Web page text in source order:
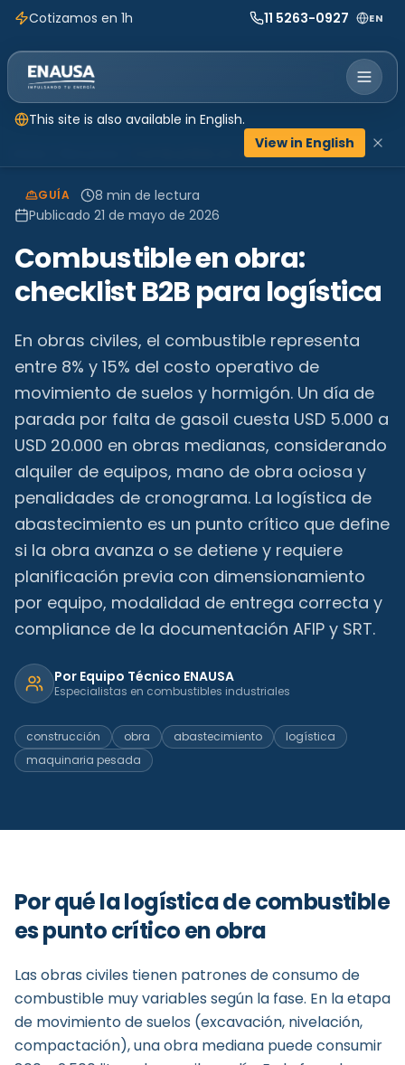
This site is also available in English.
View in English
Cotizamos en 1h 11 5263-0927 EN
Combustible en obra: checklist B2B para logística
GUÍA 8 min de lectura
Publicado 21 de mayo de 2026
Combustible en obra:
checklist B2B para logística
En obras civiles, el combustible representa
entre 8% y 15% del costo operativo de
movimiento de suelos y hormigón. Un día de
parada por falta de gasoil cuesta USD 5.000 a
USD 20.000 en obras medianas, considerando
alquiler de equipos, mano de obra ociosa y
penalidades de cronograma. La logística de
abastecimiento es un punto crítico que define
si la obra avanza o se detiene y requiere
planificación previa con dimensionamiento
por equipo, modalidad de entrega correcta y
compliance de la documentación AFIP y SRT.
Por Equipo Técnico ENAUSA
Especialistas en combustibles industriales
construcción obra abastecimiento
logística
maquinaria pesada
Por qué la logística de combustible
es punto crítico en obra
Las obras civiles tienen patrones de consumo de
combustible muy variables según la fase. En la etapa
de movimiento de suelos (excavación, nivelación,
compactación), una obra mediana puede consumir